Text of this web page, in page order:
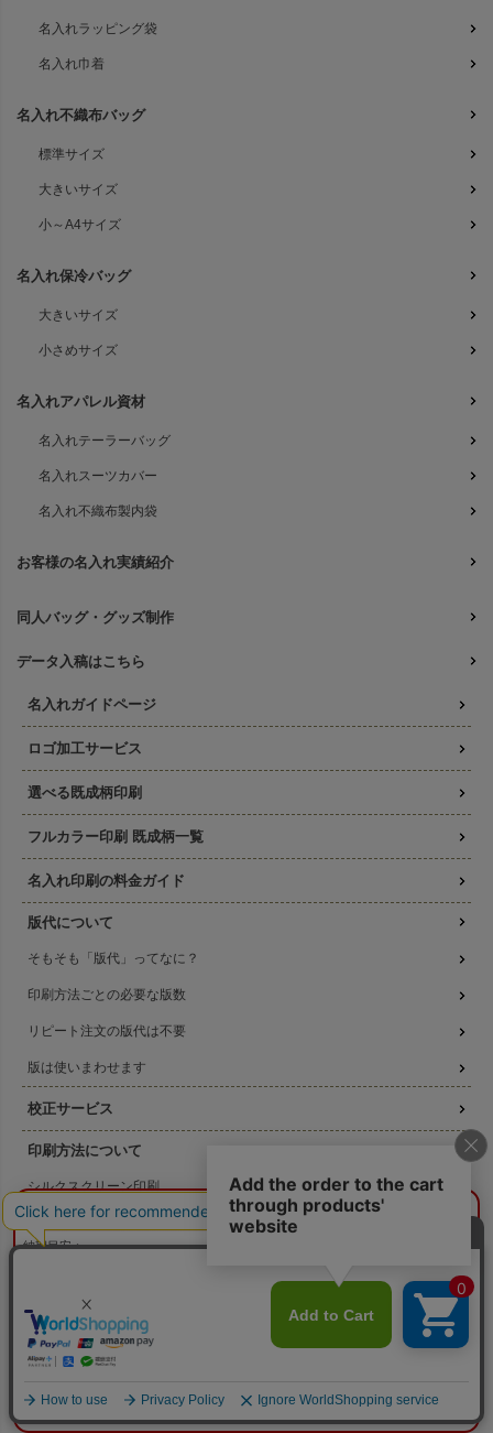
概算合計 ¥0 閉じる
納期目安：—
本体色：
選択してください
印刷位置：選択してください
印刷色：—
本体代：¥0
印刷代：¥0
名入れラッピング袋
名入れ巾着
名入れ不織布バッグ
標準サイズ
大きいサイズ
小～A4サイズ
名入れ保冷バッグ
大きいサイズ
小さめサイズ
名入れアパレル資材
名入れテーラーバッグ
名入れスーツカバー
名入れ不織布製内袋
お客様の名入れ実績紹介
同人バッグ・グッズ制作
データ入稿はこちら
名入れガイドページ
ロゴ加工サービス
選べる既成柄印刷
フルカラー印刷 既成柄一覧
名入れ印刷の料金ガイド
版代について
そもそも「版代」ってなに？
印刷方法ごとの必要な版数
リピート注文の版代は不要
版は使いまわせます
校正サービス
印刷方法について
シルクスクリーン印刷
3種類の印刷方法の比較
名入れ注文の流れ